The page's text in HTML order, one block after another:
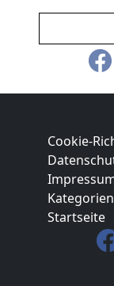
Cookie-
Kategorien
Startseite